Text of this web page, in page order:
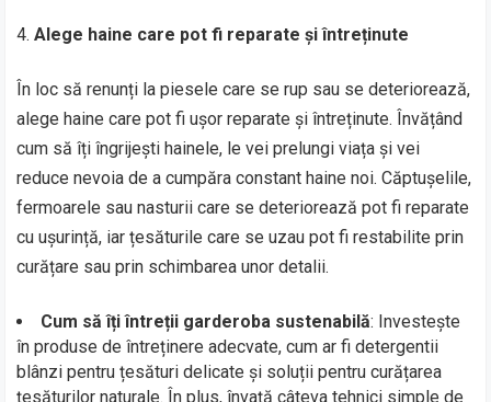
Alege haine care pot fi reparate și întreținute
În loc să renunți la piesele care se rup sau se deteriorează,
alege haine care pot fi ușor reparate și întreținute. Învățând
cum să îți îngrijești hainele, le vei prelungi viața și vei
reduce nevoia de a cumpăra constant haine noi. Căptușelile,
fermoarele sau nasturii care se deteriorează pot fi reparate
cu ușurință, iar țesăturile care se uzau pot fi restabilite prin
curățare sau prin schimbarea unor detalii.
Cum să îți întreții garderoba sustenabilă: Investește
în produse de întreținere adecvate, cum ar fi detergentii
blânzi pentru țesături delicate și soluții pentru curățarea
țesăturilor naturale. În plus, învață câteva tehnici simple de